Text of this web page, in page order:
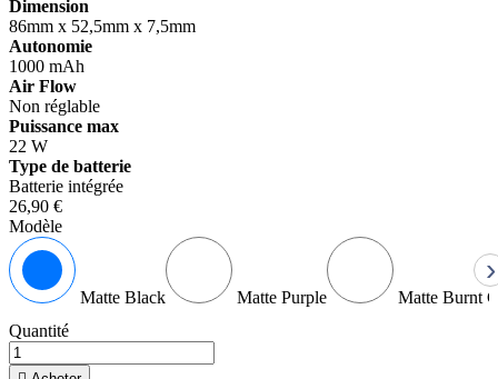
Dimension
86mm x 52,5mm x 7,5mm
Autonomie
1000 mAh
Air Flow
Non réglable
Puissance max
22 W
Type de batterie
Batterie intégrée
26,90 €
Modèle
Matte Black Matte Purple Matte Burnt
›
Quantité